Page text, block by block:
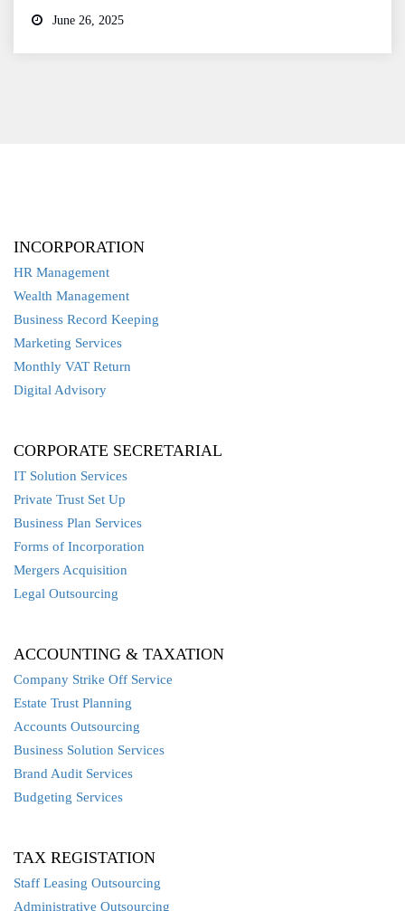
June 26, 2025
INCORPORATION
HR Management
Wealth Management
Business Record Keeping
Marketing Services
Monthly VAT Return
Digital Advisory
CORPORATE SECRETARIAL
IT Solution Services
Private Trust Set Up
Business Plan Services
Forms of Incorporation
Mergers Acquisition
Legal Outsourcing
ACCOUNTING & TAXATION
Company Strike Off Service
Estate Trust Planning
Accounts Outsourcing
Business Solution Services
Brand Audit Services
Budgeting Services
TAX REGISTATION
Staff Leasing Outsourcing
Administrative Outsourcing